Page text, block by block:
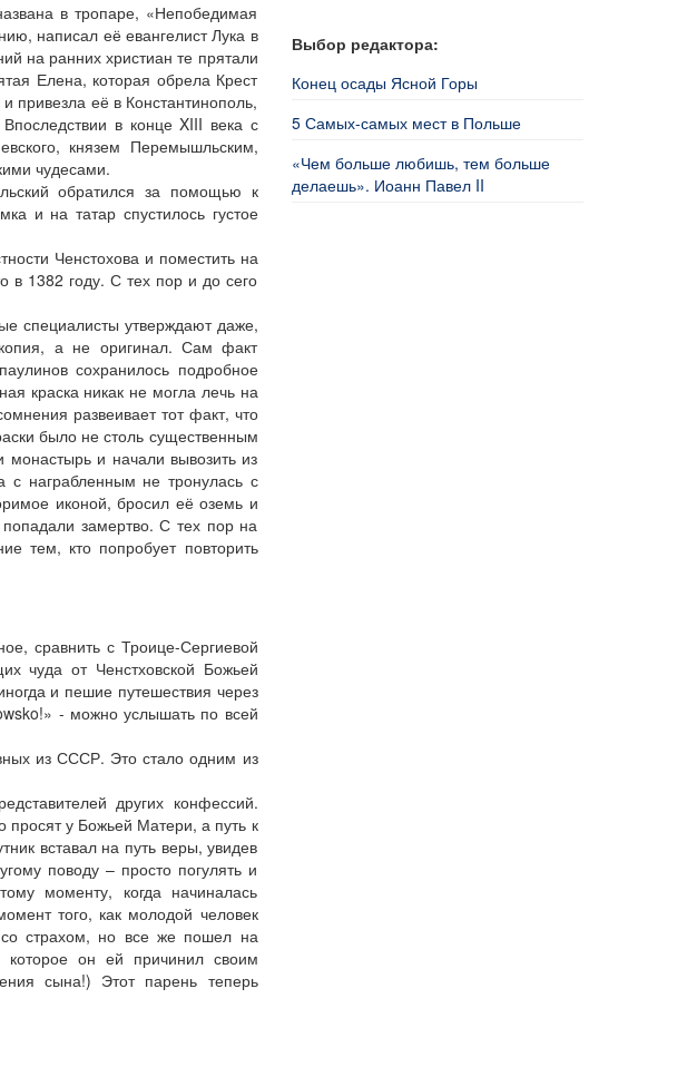
в тропаре, «Непобедимая
написал её евангелист Лука в
на ранних христиан те прятали
Елена, которая обрела Крест
привезла её в Константинополь,
в конце XIII века с
князем Перемышльским,
чудесами.
обратился за помощью к
и на татар спустилось густое
Ченстохова и поместить на
в 1382 году. С тех пор и до сего
специалисты утверждают даже,
а не оригинал. Сам факт
сохранилось подробное
краска никак не могла лечь на
развеивает тот факт, что
было не столь существенным
и начали вывозить из
с награбленным не тронулась с
иконой, бросил её оземь и
замертво. С тех пор на
тем, кто попробует повторить
сравнить с Троице-Сергиевой
чуда от Ченстховской Божьей
и пешие путешествия через
- можно услышать по всей
из СССР. Это стало одним из
других конфессий.
просят у Божьей Матери, а путь к
вставал на путь веры, увидев
поводу – просто погулять и
моменту, когда начиналась
того, как молодой человек
страхом, но все же пошел на
он ей причинил своим
сына!) Этот парень теперь
Выбор редактора:
Конец осады Ясной Горы
5 Самых-самых мест в Польше
«Чем больше любишь, тем больше
делаешь». Иоанн Павел II